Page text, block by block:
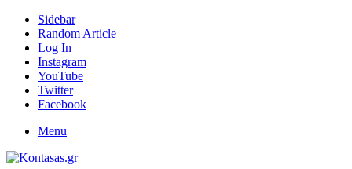
Sidebar
Random Article
Log In
Instagram
YouTube
Twitter
Facebook
Menu